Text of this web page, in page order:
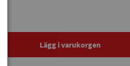
Lägg i varukorgen